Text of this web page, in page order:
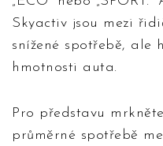
Skyactiv jsou mezi
snížené spotřebě, ale
hmotnosti auta.
Pro představu
průměrné spotřebě